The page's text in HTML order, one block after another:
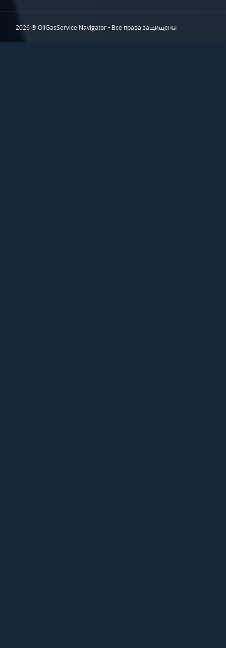
2026 ® OilGasService Navigator • Все права защищены